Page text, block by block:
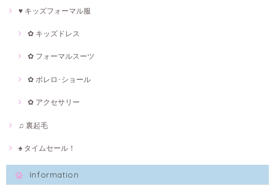
♥ キッズフォーマル服
✿ キッズドレス
✿ フォーマルスーツ
✿ ボレロ･ショール
✿ アクセサリー
♫ 裏起毛
♠ タイムセール！
Information